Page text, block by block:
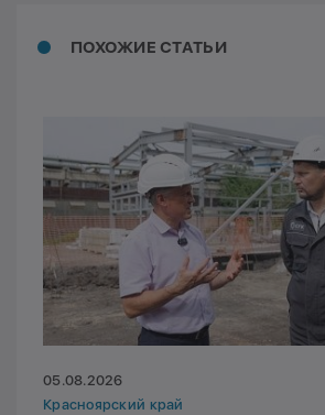
ПОХОЖИЕ СТАТЬИ
05.08.2026
Красноярский край